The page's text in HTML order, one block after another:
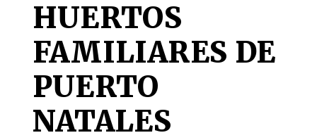
HUERTOS
FAMILIARES DE
PUERTO
NATALES